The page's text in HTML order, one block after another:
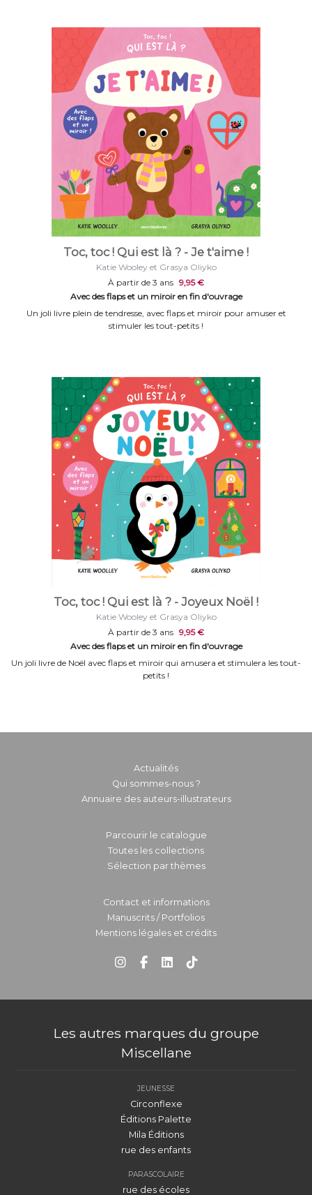
Toc, toc ! Qui est là ? - Je t'aime !
Katie Wooley et Grasya Oliyko
À partir de 3 ans 9,95 €
Avec des flaps et un miroir en fin d'ouvrage
Un joli livre plein de tendresse, avec flaps et miroir pour amuser et
stimuler les tout-petits !
Toc, toc ! Qui est là ? - Joyeux Noël !
Katie Wooley et Grasya Oliyko
À partir de 3 ans 9,95 €
Avec des flaps et un miroir en fin d'ouvrage
Un joli livre de Noël avec flaps et miroir qui amusera et stimulera les tout-
petits !
Actualités
Qui sommes-nous ?
Annuaire des auteurs-illustrateurs
Parcourir le catalogue
Toutes les collections
Sélection par thèmes
Contact et informations
Manuscrits / Portfolios
Mentions légales et crédits
Les autres marques du groupe
Miscellane
JEUNESSE
Circonflexe
Éditions Palette
Mila Éditions
rue des enfants
PARASCOLAIRE
rue des écoles